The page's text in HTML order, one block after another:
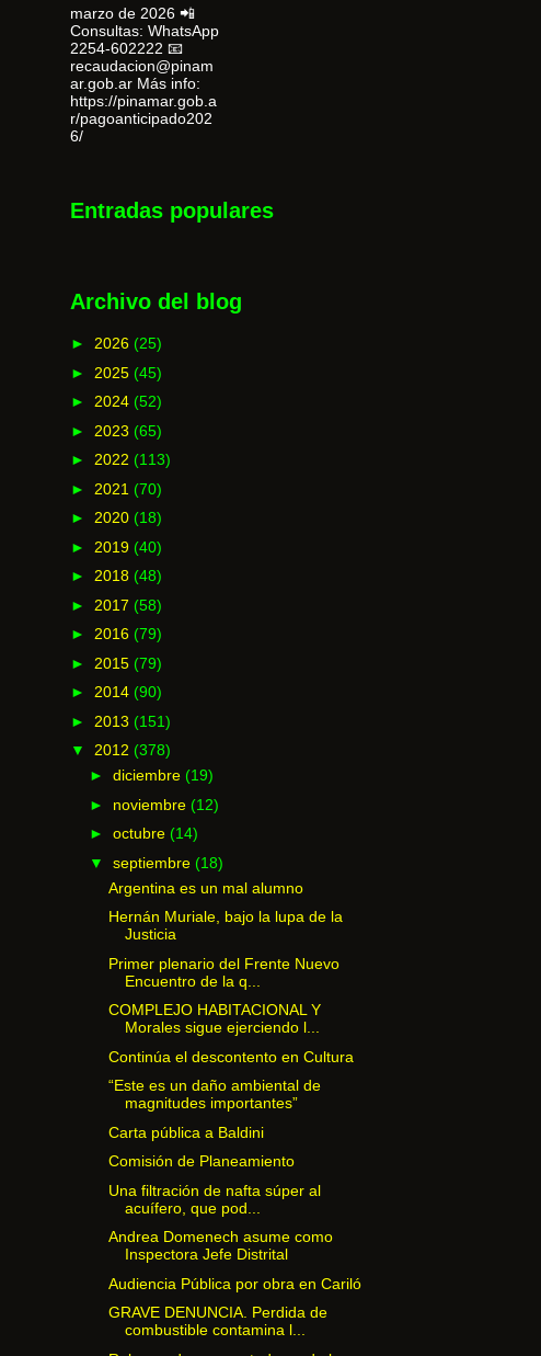
marzo de 2026 📲
Consultas: WhatsApp
2254-602222 📧
recaudacion@pinam
ar.gob.ar Más info:
https://pinamar.gob.a
r/pagoanticipado202
6/
Entradas populares
Archivo del blog
► 2026 (25)
► 2025 (45)
► 2024 (52)
► 2023 (65)
► 2022 (113)
► 2021 (70)
► 2020 (18)
► 2019 (40)
► 2018 (48)
► 2017 (58)
► 2016 (79)
► 2015 (79)
► 2014 (90)
► 2013 (151)
▼ 2012 (378)
► diciembre (19)
► noviembre (12)
► octubre (14)
▼ septiembre (18)
Argentina es un mal alumno
Hernán Muriale, bajo la lupa de la
Justicia
Primer plenario del Frente Nuevo
Encuentro de la q...
COMPLEJO HABITACIONAL Y
Morales sigue ejerciendo l...
Continúa el descontento en Cultura
“Este es un daño ambiental de
magnitudes importantes”
Carta pública a Baldini
Comisión de Planeamiento
Una filtración de nafta súper al
acuífero, que pod...
Andrea Domenech asume como
Inspectora Jefe Distrital
Audiencia Pública por obra en Cariló
GRAVE DENUNCIA. Perdida de
combustible contamina l...